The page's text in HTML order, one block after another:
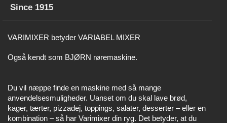
Since 1915
VARIMIXER betyder VARIABEL MIXER
Også kendt som BJØRN røremaskine.
Du vil næppe finde en maskine med så mange
anvendelsesmuligheder. Uanset om du skal lave brød,
kager, tærter, pizzadej, toppings, salater, desserter – eller en
kombination – så har Varimixer din ryg. Det betyder, at du